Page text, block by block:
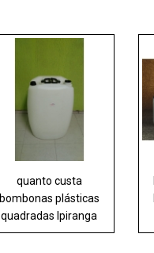
quanto custa
bombonas plásticas
quadradas Ipiranga